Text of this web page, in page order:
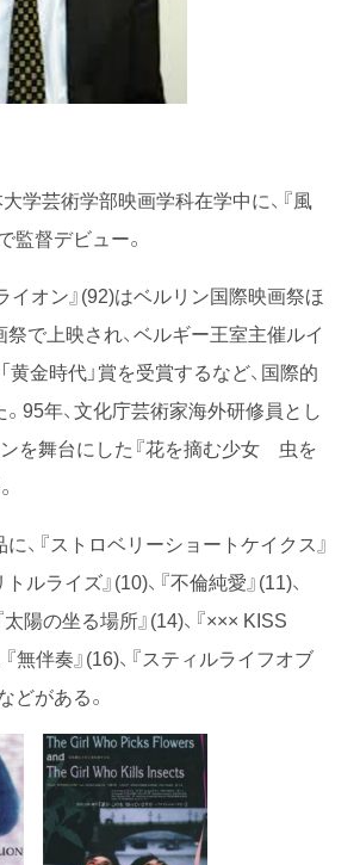
学芸術学部映画学科在学中に、『風
監督デビュー。
イオン』(92)はベルリン国際映画祭ほ
で上映され、ベルギー王室主催ルイ
黄金時代」賞を受賞するなど、国際的
95年、文化庁芸術家海外研修員とし
を舞台にした『花を摘む少女 虫を
、『ストロベリーショートケイクス』
ルライズ』(10)、『不倫純愛』(11)、
太陽の坐る場所』(14)、『××× KISS
無伴奏』(16)、『スティルライフオブ
どがある。